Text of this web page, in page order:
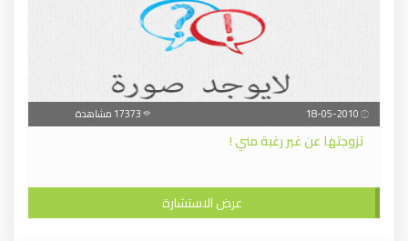
تزوجتها عن غير رغبة مني !
عرض الاستشارة